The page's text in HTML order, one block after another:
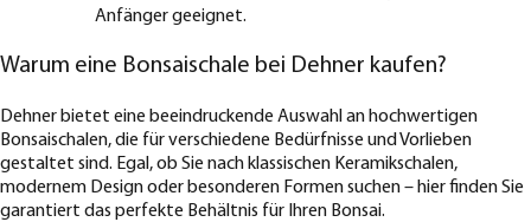
Anfänger geeignet.
Warum eine Bonsaischale bei Dehner kaufen?
Dehner bietet eine beeindruckende Auswahl an hochwertigen
Bonsaischalen, die für verschiedene Bedürfnisse und Vorlieben
gestaltet sind. Egal, ob Sie nach klassischen Keramikschalen,
modernem Design oder besonderen Formen suchen – hier finden Sie
garantiert das perfekte Behältnis für Ihren Bonsai.